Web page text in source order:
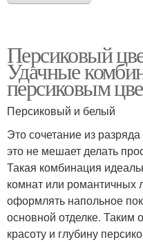
Персиковый
Удачные
персиковым
Персиковый и белый
Это сочетание из
это не мешает делать
Такая комбинация
комнат или
оформлять напольное
основной отделке. Таким
красоту и глубину